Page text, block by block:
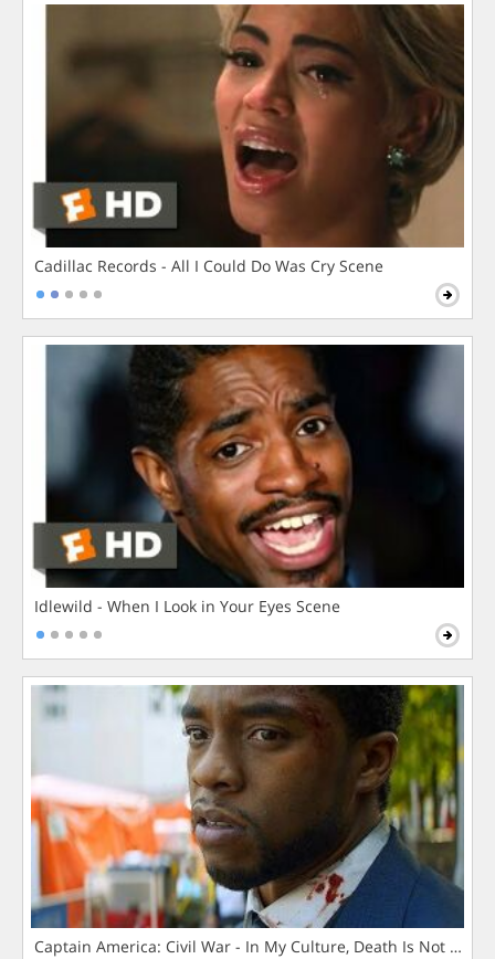
Cadillac Records - All I Could Do Was Cry Scene
Idlewild - When I Look in Your Eyes Scene
Captain America: Civil War - In My Culture, Death Is Not The